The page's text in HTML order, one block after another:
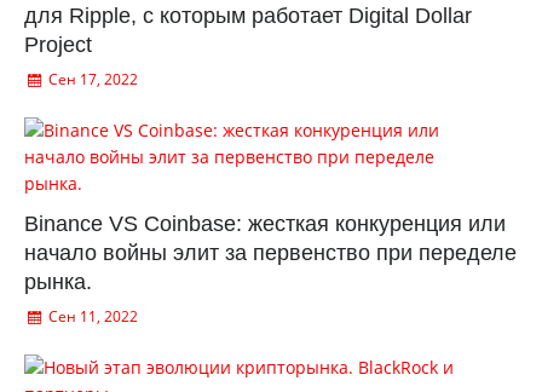
для Ripple, с которым работает Digital Dollar
Project
Сен 17, 2022
Binance VS Coinbase: жесткая конкуренция или
начало войны элит за первенство при переделе
рынка.
Сен 11, 2022